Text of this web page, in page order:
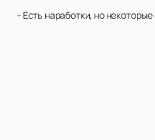
- Есть наработки, но